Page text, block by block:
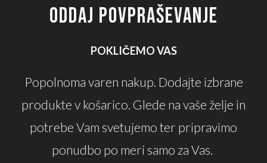
ODDAJ POVPRAŠEVANJE
POKLIČEMO VAS
Popolnoma varen nakup. Dodajte izbrane
produkte v košarico. Glede na vaše želje in
potrebe Vam svetujemo ter pripravimo
ponudbo po meri samo za Vas.